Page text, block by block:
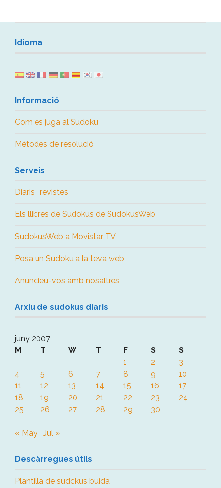
Idioma
Informació
Com es juga al Sudoku
Mètodes de resolució
Serveis
Diaris i revistes
Els llibres de Sudokus de SudokusWeb
SudokusWeb a Movistar TV
Posa un Sudoku a la teva web
Anuncieu-vos amb nosaltres
Arxiu de sudokus diaris
juny 2007
M
T W T F S
S
1
2
3
4
5 6 7 8 9
10
11
12 13 14 15 16
17
18
19 20 21 22 23
24
25
26 27 28 29 30
« May Jul »
Descàrregues útils
Plantilla de sudokus buida